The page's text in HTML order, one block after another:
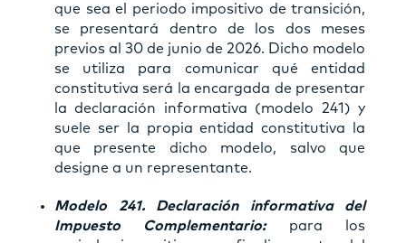
que sea el periodo impositivo de transición,
se presentará dentro de los dos meses
previos al 30 de junio de 2026. Dicho modelo
se utiliza para comunicar qué entidad
constitutiva será la encargada de presentar
la declaración informativa (modelo 241) y
suele ser la propia entidad constitutiva la
que presente dicho modelo, salvo que
designe a un representante.
Modelo 241. Declaración informativa del
Impuesto Complementario:para los